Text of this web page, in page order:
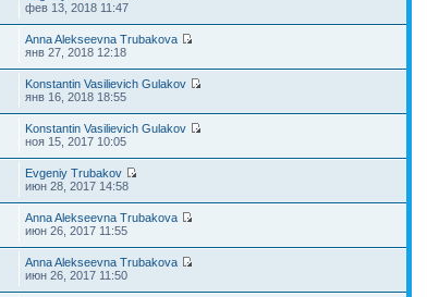
фев 13, 2018 11:47
Anna Alekseevna Trubakova
янв 27, 2018 12:18
Konstantin Vasilievich Gulakov
янв 16, 2018 18:55
Konstantin Vasilievich Gulakov
ноя 15, 2017 10:05
Evgeniy Trubakov
июн 28, 2017 14:58
Anna Alekseevna Trubakova
июн 26, 2017 11:55
Anna Alekseevna Trubakova
июн 26, 2017 11:50